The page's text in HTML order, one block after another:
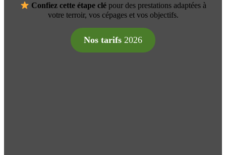
Confiez cette étape clépour des prestations adaptées à
votre terroir, vos cépages et vos objectifs.
Nos tarifs 2026